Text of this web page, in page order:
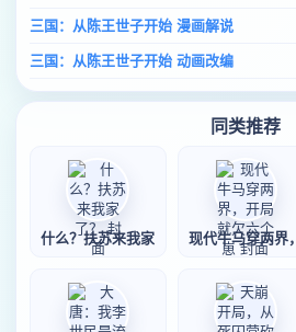
三国：从陈王世子开始 漫画解说
三国：从陈王世子开始 动画改编
同类推荐
什么？扶苏来我家 现代牛马穿两界，